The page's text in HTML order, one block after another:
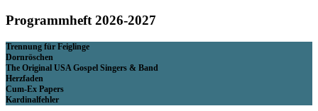
Programmheft 2026-2027
Trennung für Feiglinge
Dornröschen
The Original USA Gospel Singers & Band
Herzfaden
Cum-Ex Papers
Kardinalfehler